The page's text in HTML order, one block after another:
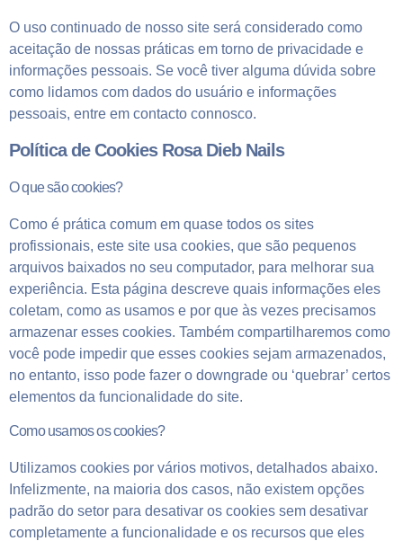
O uso continuado de nosso site será considerado como
aceitação de nossas práticas em torno de privacidade e
informações pessoais. Se você tiver alguma dúvida sobre
como lidamos com dados do usuário e informações
pessoais, entre em contacto connosco.
Política de Cookies Rosa Dieb Nails
O que são cookies?
Como é prática comum em quase todos os sites
profissionais, este site usa cookies, que são pequenos
arquivos baixados no seu computador, para melhorar sua
experiência. Esta página descreve quais informações eles
coletam, como as usamos e por que às vezes precisamos
armazenar esses cookies. Também compartilharemos como
você pode impedir que esses cookies sejam armazenados,
no entanto, isso pode fazer o downgrade ou ‘quebrar’ certos
elementos da funcionalidade do site.
Como usamos os cookies?
Utilizamos cookies por vários motivos, detalhados abaixo.
Infelizmente, na maioria dos casos, não existem opções
padrão do setor para desativar os cookies sem desativar
completamente a funcionalidade e os recursos que eles